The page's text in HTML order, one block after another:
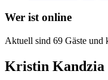
Wer ist online
Aktuell sind 69 Gäste und
Kristin Kandzia